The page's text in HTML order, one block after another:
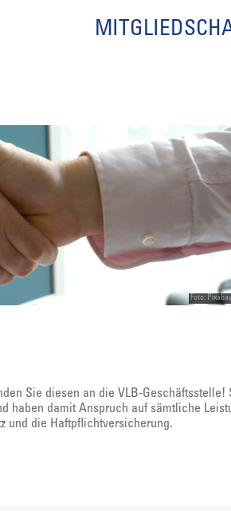
Foto:
Sie diesen an die VLB-Geschäftsstelle!
haben damit Anspruch auf sämtliche
und die Haftpflichtversicherung.